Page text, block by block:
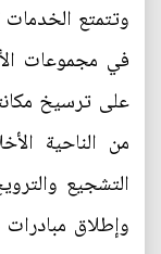
وتتمتع الخدمات
في مجموعات
على ترسيخ
من الناحية
التشجيع
وإطلاق مبادرات